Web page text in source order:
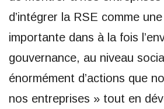
d’intégrer la RSE comme
importante dans à la fois
gouvernance, au niveau
énormément d’actions que
nos entreprises » tout en